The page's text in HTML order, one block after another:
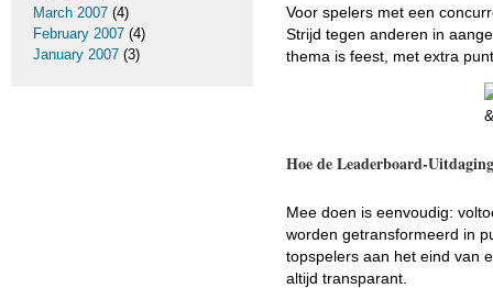
Voor spelers met een
Strijd tegen anderen in
thema is feest, met extra
Hoe de Leaderboard-
Mee doen is eenvoudig:
worden getransformeerd in
topspelers aan het eind van
altijd transparant.
March 2007 (4)
February 2007 (4)
January 2007 (3)